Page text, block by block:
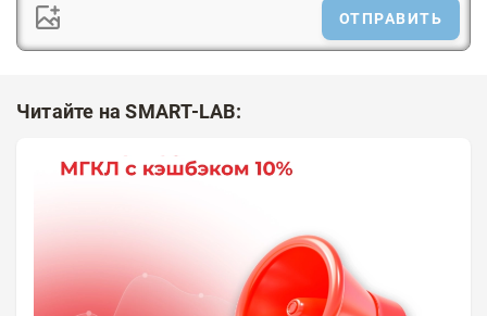
ОТПРАВИТЬ
Читайте на SMART-LAB: